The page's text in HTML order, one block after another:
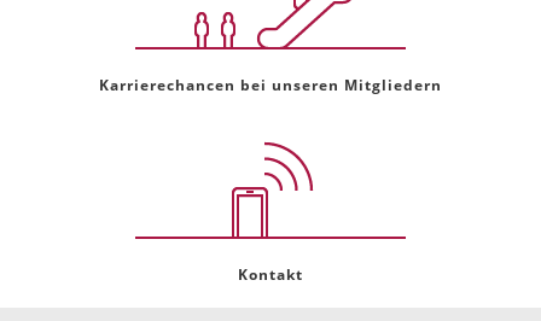
Karrierechancen bei unseren Mitgliedern
Kontakt